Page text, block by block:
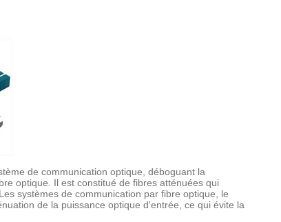
de communication optique, déboguant la
optique. Il est constitué de fibres atténuées qui
systèmes de communication par fibre optique, le
de la puissance optique d'entrée, ce qui évite la